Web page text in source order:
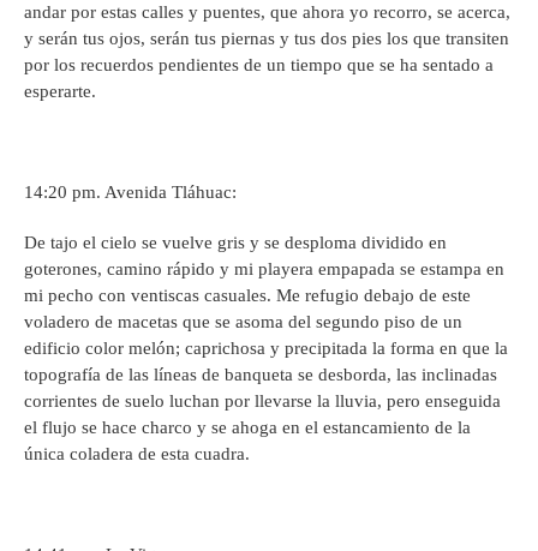
andar por estas calles y puentes, que ahora yo recorro, se acerca,
y serán tus ojos, serán tus piernas y tus dos pies los que transiten
por los recuerdos pendientes de un tiempo que se ha sentado a
esperarte.
14:20 pm. Avenida Tláhuac:
De tajo el cielo se vuelve gris y se desploma dividido en
goterones, camino rápido y mi playera empapada se estampa en
mi pecho con ventiscas casuales. Me refugio debajo de este
voladero de macetas que se asoma del segundo piso de un
edificio color melón; caprichosa y precipitada la forma en que la
topografía de las líneas de banqueta se desborda, las inclinadas
corrientes de suelo luchan por llevarse la lluvia, pero enseguida
el flujo se hace charco y se ahoga en el estancamiento de la
única coladera de esta cuadra.